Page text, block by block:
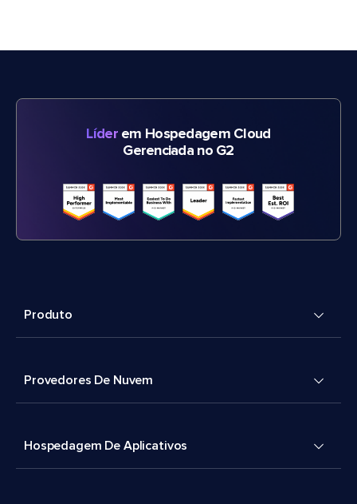
Líderem Hospedagem Cloud
Gerenciada no G2
Produto
Provedores De Nuvem
Hospedagem De Aplicativos